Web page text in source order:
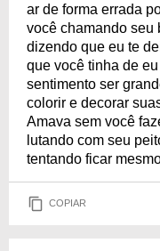
ar de forma errada
você chamando seu
dizendo que eu te
que você tinha de
sentimento ser
colorir e decorar
Amava sem você
lutando com seu
tentando ficar
COPIAR